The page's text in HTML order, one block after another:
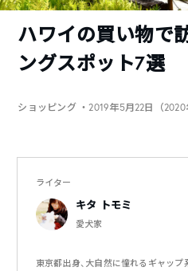
ハワイの買い物で
ングスポット7選
ショッピング ・2019年5月22日（2020
ライター
キタ トモミ
愛犬家
東京都出身、大自然に憧れるギャップ